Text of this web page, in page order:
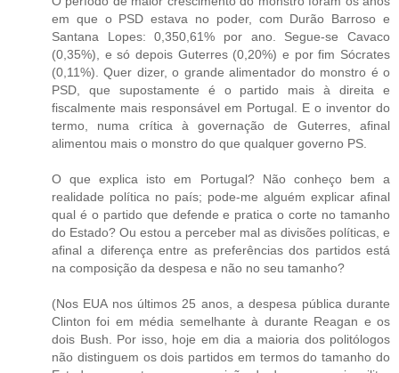
em que o PSD estava no poder, com Durão Barroso e
Santana Lopes: 0,350,61% por ano. Segue-se Cavaco
(0,35%), e só depois Guterres (0,20%) e por fim Sócrates
(0,11%). Quer dizer, o grande alimentador do monstro é o
PSD, que supostamente é o partido mais à direita e
fiscalmente mais responsável em Portugal. E o inventor do
termo, numa crítica à governação de Guterres, afinal
alimentou mais o monstro do que qualquer governo PS.
O que explica isto em Portugal? Não conheço bem a
realidade política no país; pode-me alguém explicar afinal
qual é o partido que defende e pratica o corte no tamanho
do Estado? Ou estou a perceber mal as divisões políticas, e
afinal a diferença entre as preferências dos partidos está
na composição da despesa e não no seu tamanho?
(Nos EUA nos últimos 25 anos, a despesa pública durante
Clinton foi em média semelhante à durante Reagan e os
dois Bush. Por isso, hoje em dia a maioria dos politólogos
não distinguem os dois partidos em termos do tamanho do